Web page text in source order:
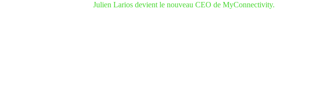
Julien Larios devient le nouveau CEO de MyConnectivity.